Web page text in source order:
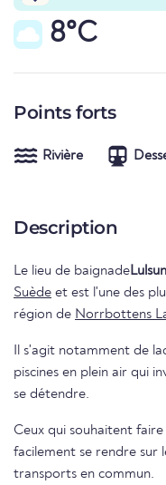
8°C
Points forts
Rivière
Description
Le lieu de baignade
Suède et est l'une des
région de Norrbottens
Il s'agit notamment de
piscines en plein air qui
se détendre.
Ceux qui souhaitent
facilement se rendre sur
transports en commun.